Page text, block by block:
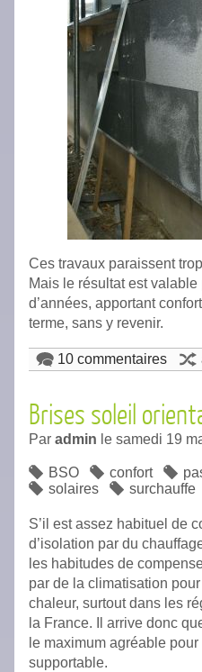
Ces travaux paraissent
Mais le résultat est
d’années, apportant
terme, sans y revenir.
10 commentaires
Brises soleil
Par admin le samedi 19
BSO confort
solaires
surchauffe
S’il est assez habituel de
d’isolation par du
les habitudes de
par de la climatisation
chaleur, surtout dans les
la France. Il arrive donc
le maximum agréable
supportable.